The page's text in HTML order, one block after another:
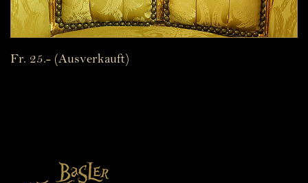
Fr. 25.- (Ausverkauft)